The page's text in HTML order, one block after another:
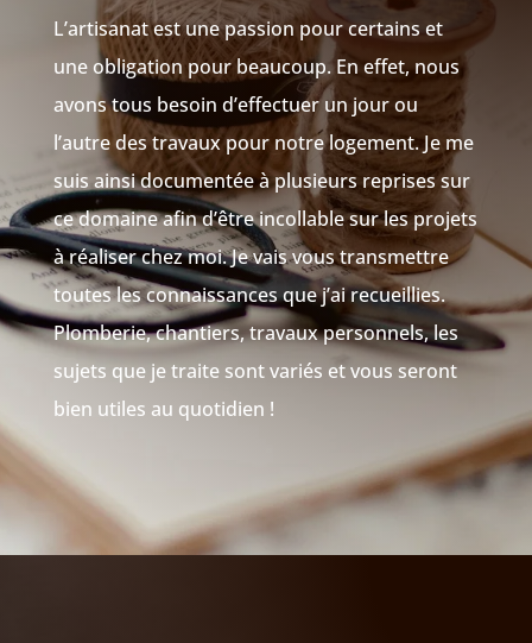
L’artisanat est une passion pour certains et
une obligation pour beaucoup. En effet, nous
avons tous besoin d’effectuer un jour ou
l’autre des travaux pour notre logement. Je me
suis ainsi documentée à plusieurs reprises sur
ce domaine afin d’être incollable sur les projets
à réaliser chez moi. Je vais vous transmettre
toutes les connaissances que j’ai recueillies.
Plomberie, chantiers, travaux personnels, les
sujets que je traite sont variés et vous seront
bien utiles au quotidien !